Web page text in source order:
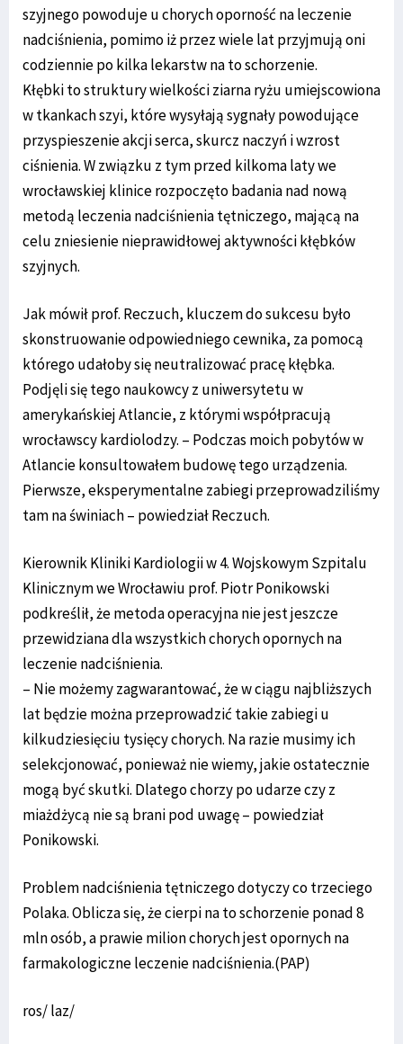
szyjnego powoduje u chorych oporność na leczenie
nadciśnienia, pomimo iż przez wiele lat przyjmują oni
codziennie po kilka lekarstw na to schorzenie.
Kłębki to struktury wielkości ziarna ryżu umiejscowiona
w tkankach szyi, które wysyłają sygnały powodujące
przyspieszenie akcji serca, skurcz naczyń i wzrost
ciśnienia. W związku z tym przed kilkoma laty we
wrocławskiej klinice rozpoczęto badania nad nową
metodą leczenia nadciśnienia tętniczego, mającą na
celu zniesienie nieprawidłowej aktywności kłębków
szyjnych.
Jak mówił prof. Reczuch, kluczem do sukcesu było
skonstruowanie odpowiedniego cewnika, za pomocą
którego udałoby się neutralizować pracę kłębka.
Podjęli się tego naukowcy z uniwersytetu w
amerykańskiej Atlancie, z którymi współpracują
wrocławscy kardiolodzy. – Podczas moich pobytów w
Atlancie konsultowałem budowę tego urządzenia.
Pierwsze, eksperymentalne zabiegi przeprowadziliśmy
tam na świniach – powiedział Reczuch.
Kierownik Kliniki Kardiologii w 4. Wojskowym Szpitalu
Klinicznym we Wrocławiu prof. Piotr Ponikowski
podkreślił, że metoda operacyjna nie jest jeszcze
przewidziana dla wszystkich chorych opornych na
leczenie nadciśnienia.
– Nie możemy zagwarantować, że w ciągu najbliższych
lat będzie można przeprowadzić takie zabiegi u
kilkudziesięciu tysięcy chorych. Na razie musimy ich
selekcjonować, ponieważ nie wiemy, jakie ostatecznie
mogą być skutki. Dlatego chorzy po udarze czy z
miażdżycą nie są brani pod uwagę – powiedział
Ponikowski.
Problem nadciśnienia tętniczego dotyczy co trzeciego
Polaka. Oblicza się, że cierpi na to schorzenie ponad 8
mln osób, a prawie milion chorych jest opornych na
farmakologiczne leczenie nadciśnienia.(PAP)
ros/ laz/